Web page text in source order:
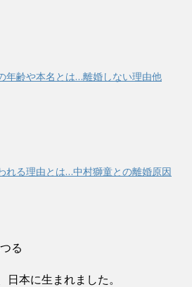
年齢や本名とは…離婚しない理由他
れる理由とは…中村獅童との離婚原因
る
本に生まれました。